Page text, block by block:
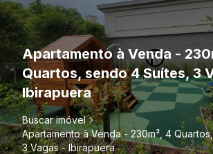
Apartamento à Venda -
Quartos, sendo 4 Suítes, 3
Ibirapuera
Buscar imóvel
Apartamento à Venda - 230m², 4
3 Vagas - Ibirapuera